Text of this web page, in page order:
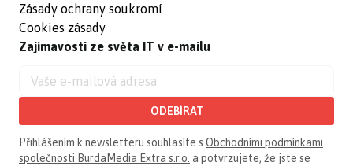
Zásady ochrany soukromí
Cookies zásady
Zajímavosti ze světa IT v e-mailu
ODEBÍRAT
Přihlášením k newsletteru souhlasíte s Obchodními podmínkami
společnosti BurdaMedia Extra s.r.o. a potvrzujete, že jste se